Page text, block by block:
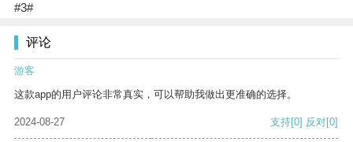
#3#
评论
游客
这款app的用户评论非常真实，可以帮助我做出更准确的选择。
2024-08-27 支持[0] 反对[0]